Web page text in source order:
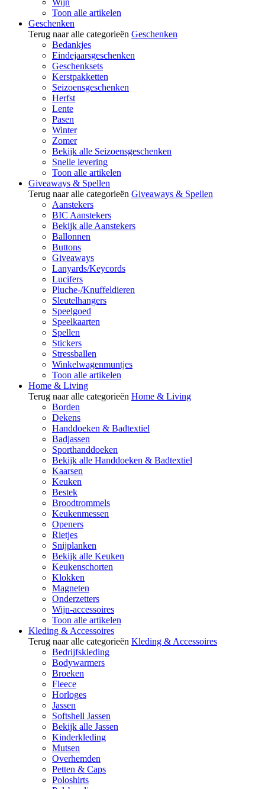
Wijn
Toon alle artikelen
Geschenken
Terug naar alle categorieën Geschenken
Bedankjes
Eindejaarsgeschenken
Geschenksets
Kerstpakketten
Seizoensgeschenken
Herfst
Lente
Pasen
Winter
Zomer
Bekijk alle Seizoensgeschenken
Snelle levering
Toon alle artikelen
Giveaways & Spellen
Terug naar alle categorieën Giveaways & Spellen
Aanstekers
BIC Aanstekers
Bekijk alle Aanstekers
Ballonnen
Buttons
Giveaways
Lanyards/Keycords
Lucifers
Pluche-/Knuffeldieren
Sleutelhangers
Speelgoed
Speelkaarten
Spellen
Stickers
Stressballen
Winkelwagenmuntjes
Toon alle artikelen
Home & Living
Terug naar alle categorieën Home & Living
Borden
Dekens
Handdoeken & Badtextiel
Badjassen
Sporthanddoeken
Bekijk alle Handdoeken & Badtextiel
Kaarsen
Keuken
Bestek
Broodtrommels
Keukenmessen
Openers
Rietjes
Snijplanken
Bekijk alle Keuken
Keukenschorten
Klokken
Magneten
Onderzetters
Wijn-accessoires
Toon alle artikelen
Kleding & Accessoires
Terug naar alle categorieën Kleding & Accessoires
Bedrijfskleding
Bodywarmers
Broeken
Fleece
Horloges
Jassen
Softshell Jassen
Bekijk alle Jassen
Kinderkleding
Mutsen
Overhemden
Petten & Caps
Poloshirts